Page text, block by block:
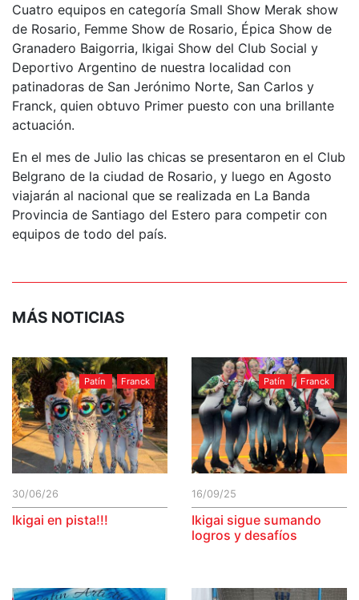
Cuatro equipos en categoría Small Show Merak show
de Rosario, Femme Show de Rosario, Épica Show de
Granadero Baigorria, Ikigai Show del Club Social y
Deportivo Argentino de nuestra localidad con
patinadoras de San Jerónimo Norte, San Carlos y
Franck, quien obtuvo Primer puesto con una brillante
actuación.
En el mes de Julio las chicas se presentaron en el Club
Belgrano de la ciudad de Rosario, y luego en Agosto
viajarán al nacional que se realizada en La Banda
Provincia de Santiago del Estero para competir con
equipos de todo del país.
MÁS NOTICIAS
Patín Franck
30/06/26
Ikigai en pista!!!
Patín Franck
16/09/25
Ikigai sigue sumando
logros y desafíos